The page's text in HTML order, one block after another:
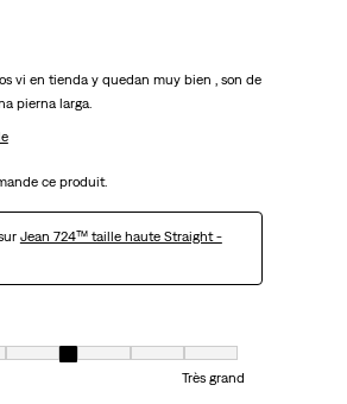
vi en tienda y quedan muy bien , son de
pierna larga.
ce produit.
Jean 724™ taille haute Straight -
est égal à Très petit et 7 est égal à Très grand
Très grand